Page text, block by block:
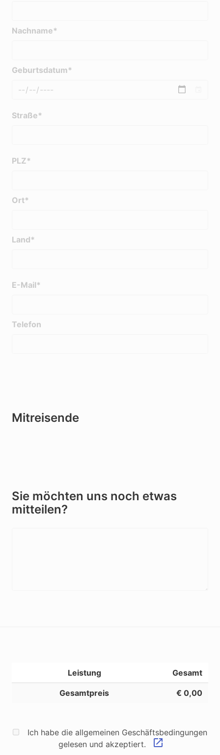
Nachname*
Geburtsdatum*
Straße*
PLZ*
Ort*
Land*
E-Mail*
Telefon
Mitreisende
Sie möchten uns noch etwas
mitteilen?
Leistung Gesamt
Gesamtpreis € 0,00
Ich habe die allgemeinen Geschäftsbedingungen
gelesen und akzeptiert.